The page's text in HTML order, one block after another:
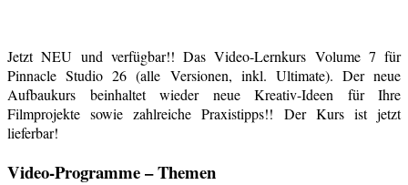
Jetzt NEU und verfügbar!! Das Video-Lernkurs Volume 7 für
Pinnacle Studio 26 (alle Versionen, inkl. Ultimate). Der neue
Aufbaukurs beinhaltet wieder neue Kreativ-Ideen für Ihre
Filmprojekte sowie zahlreiche Praxistipps!! Der Kurs ist jetzt
lieferbar!
Video-Programme – Themen